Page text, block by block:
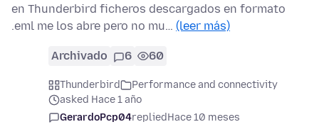
en Thunderbird ficheros descargados en formato
.eml me los abre pero no mu… (leer más)
Archivado 6 60
Thunderbird
Performance and connectivity
asked Hace 1 año
GerardoPcp04repliedHace 10 meses